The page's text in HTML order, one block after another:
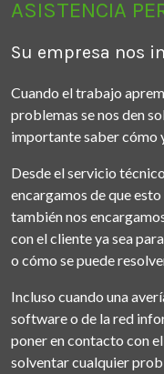
ASISTENCIA
Su empresa nos
Cuando el trabajo
problemas se nos den
importante saber cómo
Desde el servicio
encargamos de que
también nos
con el cliente ya sea
o cómo se puede
Incluso cuando una
software o de la red
poner en contacto con
solventar cualquier